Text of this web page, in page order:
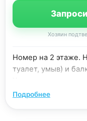
Хозяин
Номер на 2 этаже.
туалет, умыв) и
номера. Есть
Подробнее